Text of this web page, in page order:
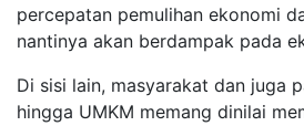
percepatan pemulihan ekonomi
nantinya akan berdampak pada
Di sisi lain, masyarakat dan juga
hingga UMKM memang dinilai